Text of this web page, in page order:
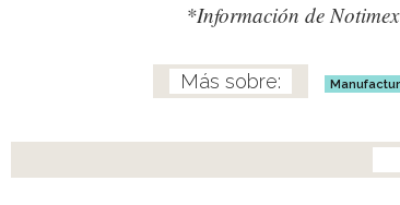
*Información de Notimex